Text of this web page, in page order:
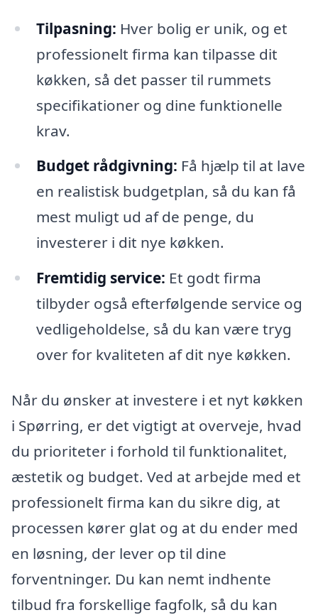
Tilpasning: Hver bolig er unik, og et
professionelt firma kan tilpasse dit
køkken, så det passer til rummets
specifikationer og dine funktionelle
krav.
Budget rådgivning: Få hjælp til at lave
en realistisk budgetplan, så du kan få
mest muligt ud af de penge, du
investerer i dit nye køkken.
Fremtidig service: Et godt firma
tilbyder også efterfølgende service og
vedligeholdelse, så du kan være tryg
over for kvaliteten af dit nye køkken.
Når du ønsker at investere i et nyt køkken
i Spørring, er det vigtigt at overveje, hvad
du prioriteter i forhold til funktionalitet,
æstetik og budget. Ved at arbejde med et
professionelt firma kan du sikre dig, at
processen kører glat og at du ender med
en løsning, der lever op til dine
forventninger. Du kan nemt indhente
tilbud fra forskellige fagfolk, så du kan